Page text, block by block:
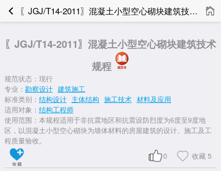
〖JGJ/T14-2011〗混凝土小型空心砌块建筑技术规程
〖JGJ/T14-2011〗混凝土小型空心砌块建筑技术
规程
规范状态：现行
专业： 勘察设计 建筑施工
标准类别： 结构设计 主体结构 施工技术 材料及应用
适用对象： 结构工程师
使用范围：本规程适用于非抗震地区和抗震设防烈度为6度至9度地
区，以混凝土小型空心砌块为墙体材料的房屋建筑的设计、施工及工
程质量验收。
收藏5
0